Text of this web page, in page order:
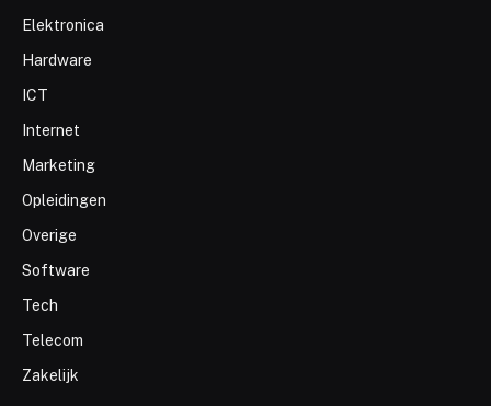
Elektronica
Hardware
ICT
Internet
Marketing
Opleidingen
Overige
Software
Tech
Telecom
Zakelijk